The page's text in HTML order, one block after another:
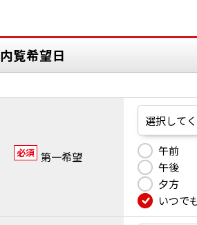
内覧希望日
必須 第一希望
午前
午後
夕方
いつで